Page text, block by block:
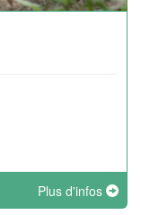
Plus d'infos